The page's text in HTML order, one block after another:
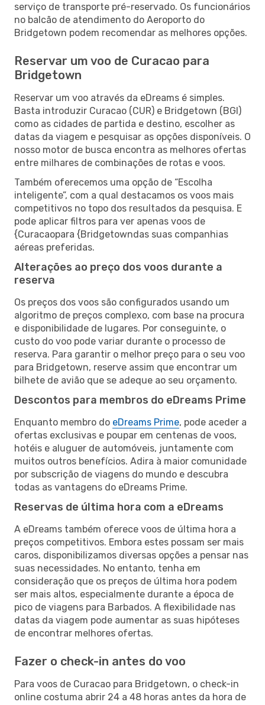
serviço de transporte pré-reservado. Os funcionários
no balcão de atendimento do Aeroporto do
Bridgetown podem recomendar as melhores opções.
Reservar um voo de Curacao para
Bridgetown
Reservar um voo através da eDreams é simples.
Basta introduzir Curacao (CUR) e Bridgetown (BGI)
como as cidades de partida e destino, escolher as
datas da viagem e pesquisar as opções disponíveis. O
nosso motor de busca encontra as melhores ofertas
entre milhares de combinações de rotas e voos.
Também oferecemos uma opção de “Escolha
inteligente”, com a qual destacamos os voos mais
competitivos no topo dos resultados da pesquisa. E
pode aplicar filtros para ver apenas voos de
{Curacaopara {Bridgetowndas suas companhias
aéreas preferidas.
Alterações ao preço dos voos durante a
reserva
Os preços dos voos são configurados usando um
algoritmo de preços complexo, com base na procura
e disponibilidade de lugares. Por conseguinte, o
custo do voo pode variar durante o processo de
reserva. Para garantir o melhor preço para o seu voo
para Bridgetown, reserve assim que encontrar um
bilhete de avião que se adeque ao seu orçamento.
Descontos para membros do eDreams Prime
Enquanto membro do eDreams Prime, pode aceder a
ofertas exclusivas e poupar em centenas de voos,
hotéis e aluguer de automóveis, juntamente com
muitos outros benefícios. Adira à maior comunidade
por subscrição de viagens do mundo e descubra
todas as vantagens do eDreams Prime.
Reservas de última hora com a eDreams
A eDreams também oferece voos de última hora a
preços competitivos. Embora estes possam ser mais
caros, disponibilizamos diversas opções a pensar nas
suas necessidades. No entanto, tenha em
consideração que os preços de última hora podem
ser mais altos, especialmente durante a época de
pico de viagens para Barbados. A flexibilidade nas
datas da viagem pode aumentar as suas hipóteses
de encontrar melhores ofertas.
Fazer o check-in antes do voo
Para voos de Curacao para Bridgetown, o check-in
online costuma abrir 24 a 48 horas antes da hora de